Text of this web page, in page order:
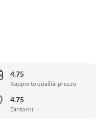
4.75
Rapporto qualità-prezzo
4.75
Dintorni